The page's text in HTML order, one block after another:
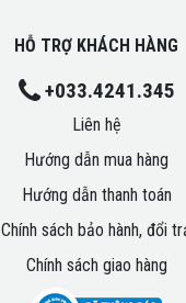
HỖ TRỢ KHÁCH HÀNG
+033.4241.345
Liên hệ
Hướng dẫn mua hàng
Hướng dẫn thanh toán
Chính sách bảo hành, đổi
Chính sách giao hàng